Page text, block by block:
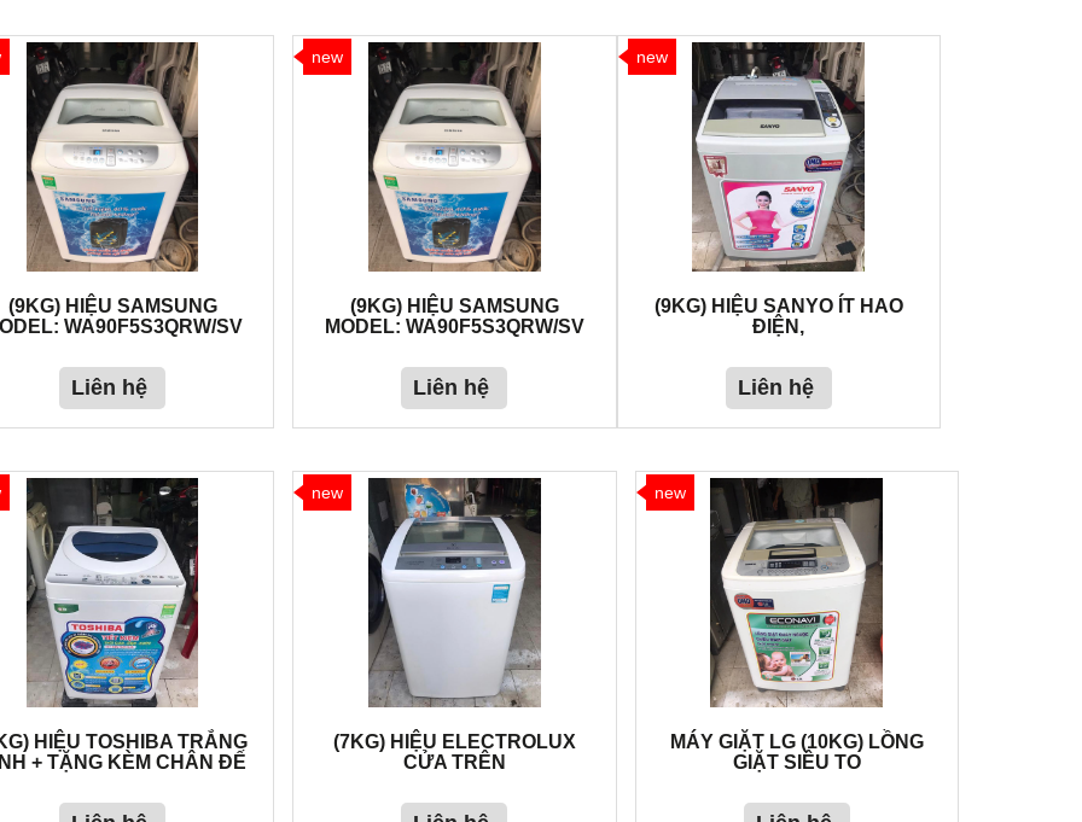
(9KG) HIỆU SAMSUNG
WA90F5S3QRW/SV
Liên hệ
new
(9KG) HIỆU SAMSUNG
MODEL: WA90F5S3QRW/SV
Liên hệ
new
(9KG) HIỆU SANYO ÍT HAO
ĐIỆN,
Liên hệ
HIỆU TOSHIBA TRẮNG
+ TẶNG KÈM CHÂN ĐẾ
new
(7KG) HIỆU ELECTROLUX
CỬA TRÊN
new
MÁY GIẶT LG (10KG) LỒNG
GIẶT SIÊU TO